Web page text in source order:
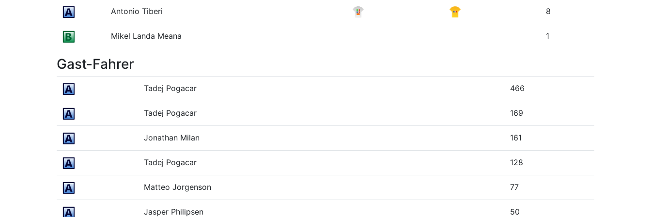
Antonio Tiberi 8
Mikel Landa Meana 1
Gast-Fahrer
Tadej Pogacar 466
Tadej Pogacar 169
Jonathan Milan 161
Tadej Pogacar 128
Matteo Jorgenson 77
Jasper Philipsen 50